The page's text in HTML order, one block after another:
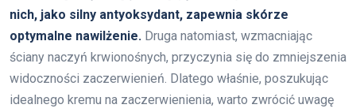
nich, jako silny antyoksydant, zapewnia skórze
optymalne nawilżenie. Druga natomiast, wzmacniając
ściany naczyń krwionośnych, przyczynia się do zmniejszenia
widoczności zaczerwienień. Dlatego właśnie, poszukując
idealnego kremu na zaczerwienienia, warto zwrócić uwagę